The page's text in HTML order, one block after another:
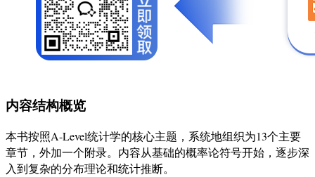
内容结构概览
本书按照A-Level统计学的核心主题，系统地组织为13个主要
章节，外加一个附录。内容从基础的概率论符号开始，逐步深
入到复杂的分布理论和统计推断。